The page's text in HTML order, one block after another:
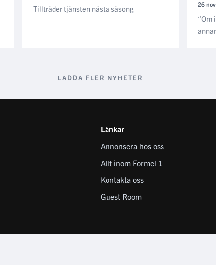
Tillträder tjänsten nästa säsong 26
“Om
LADDA FLER NYHETER
Länkar
Annonsera hos oss
Allt inom Formel 1
Kontakta oss
Guest Room